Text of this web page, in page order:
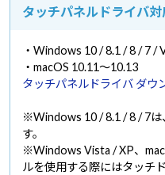
タッチパネルドライバ対
・Windows 10 / 8.1 / 8 / 7 /
・macOS 10.11～10.13
タッチパネルドライバ ダウ
※Windows 10 / 8.1 / 8 / 7は
す。
※Windows Vista / XP、
ルを使用する際にはタッチ